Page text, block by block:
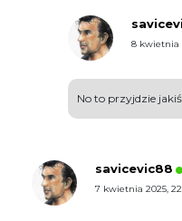
8 kwietnia
No to przyjdzie
savicevic88
7 kwietnia 2025,